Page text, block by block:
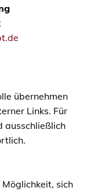
übernehmen
Links. Für
ausschließlich
sich